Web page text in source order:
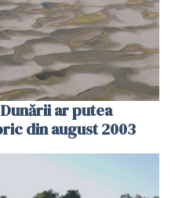
ar putea
din august 2003